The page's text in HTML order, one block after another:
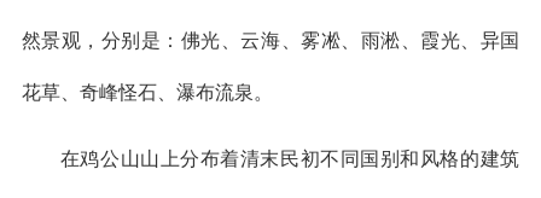
然景观，分别是：佛光、云海、雾凇、雨淞、霞光、异国
花草、奇峰怪石、瀑布流泉。
在鸡公山山上分布着清末民初不同国别和风格的建筑